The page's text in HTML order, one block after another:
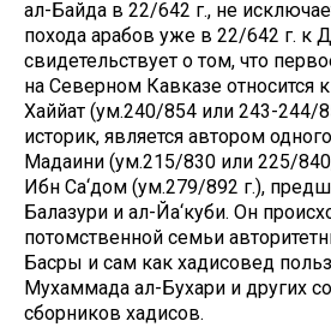
ал-Байда в 22/642 г., не
похода арабов уже в 22/642 г. к
свидетельствует о том, что
на Северном Кавказе относится
Хаййат (ум.240/854 или 243-244/
историк, является автором
Мадаини (ум.215/830 или 225/
Ибн Са‘дом (ум.279/892 г.),
Балазури и ал-Йа‘куби. Он
потомственной семьи
Басры и сам как хадисовед
Мухаммада ал-Бухари и других
сборников хадисов.